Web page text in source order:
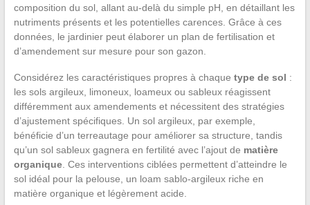
composition du sol, allant au-delà du simple pH, en détaillant les
nutriments présents et les potentielles carences. Grâce à ces
données, le jardinier peut élaborer un plan de fertilisation et
d’amendement sur mesure pour son gazon.
Considérez les caractéristiques propres à chaque type de sol :
les sols argileux, limoneux, loameux ou sableux réagissent
différemment aux amendements et nécessitent des stratégies
d’ajustement spécifiques. Un sol argileux, par exemple,
bénéficie d’un terreautage pour améliorer sa structure, tandis
qu’un sol sableux gagnera en fertilité avec l’ajout de matière
organique. Ces interventions ciblées permettent d’atteindre le
sol idéal pour la pelouse, un loam sablo-argileux riche en
matière organique et légèrement acide.